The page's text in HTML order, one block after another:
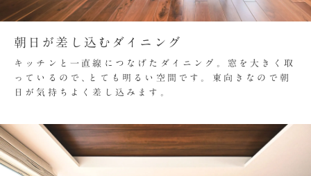
朝日が差し込むダイニング
キッチンと一直線につなげたダイニング。窓を大きく取
っているので､とても明るい空間です。東向きなので朝
日が気持ちよく差し込みます。